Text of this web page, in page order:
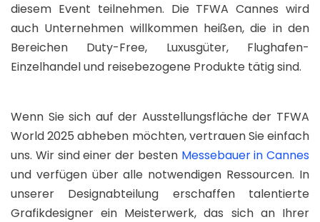
diesem Event teilnehmen. Die TFWA Cannes wird
auch Unternehmen willkommen heißen, die in den
Bereichen Duty-Free, Luxusgüter, Flughafen-
Einzelhandel und reisebezogene Produkte tätig sind.
Wenn Sie sich auf der Ausstellungsfläche der TFWA
World 2025 abheben möchten, vertrauen Sie einfach
uns. Wir sind einer der besten Messebauer in Cannes
und verfügen über alle notwendigen Ressourcen. In
unserer Designabteilung erschaffen talentierte
Grafikdesigner ein Meisterwerk, das sich an Ihrer